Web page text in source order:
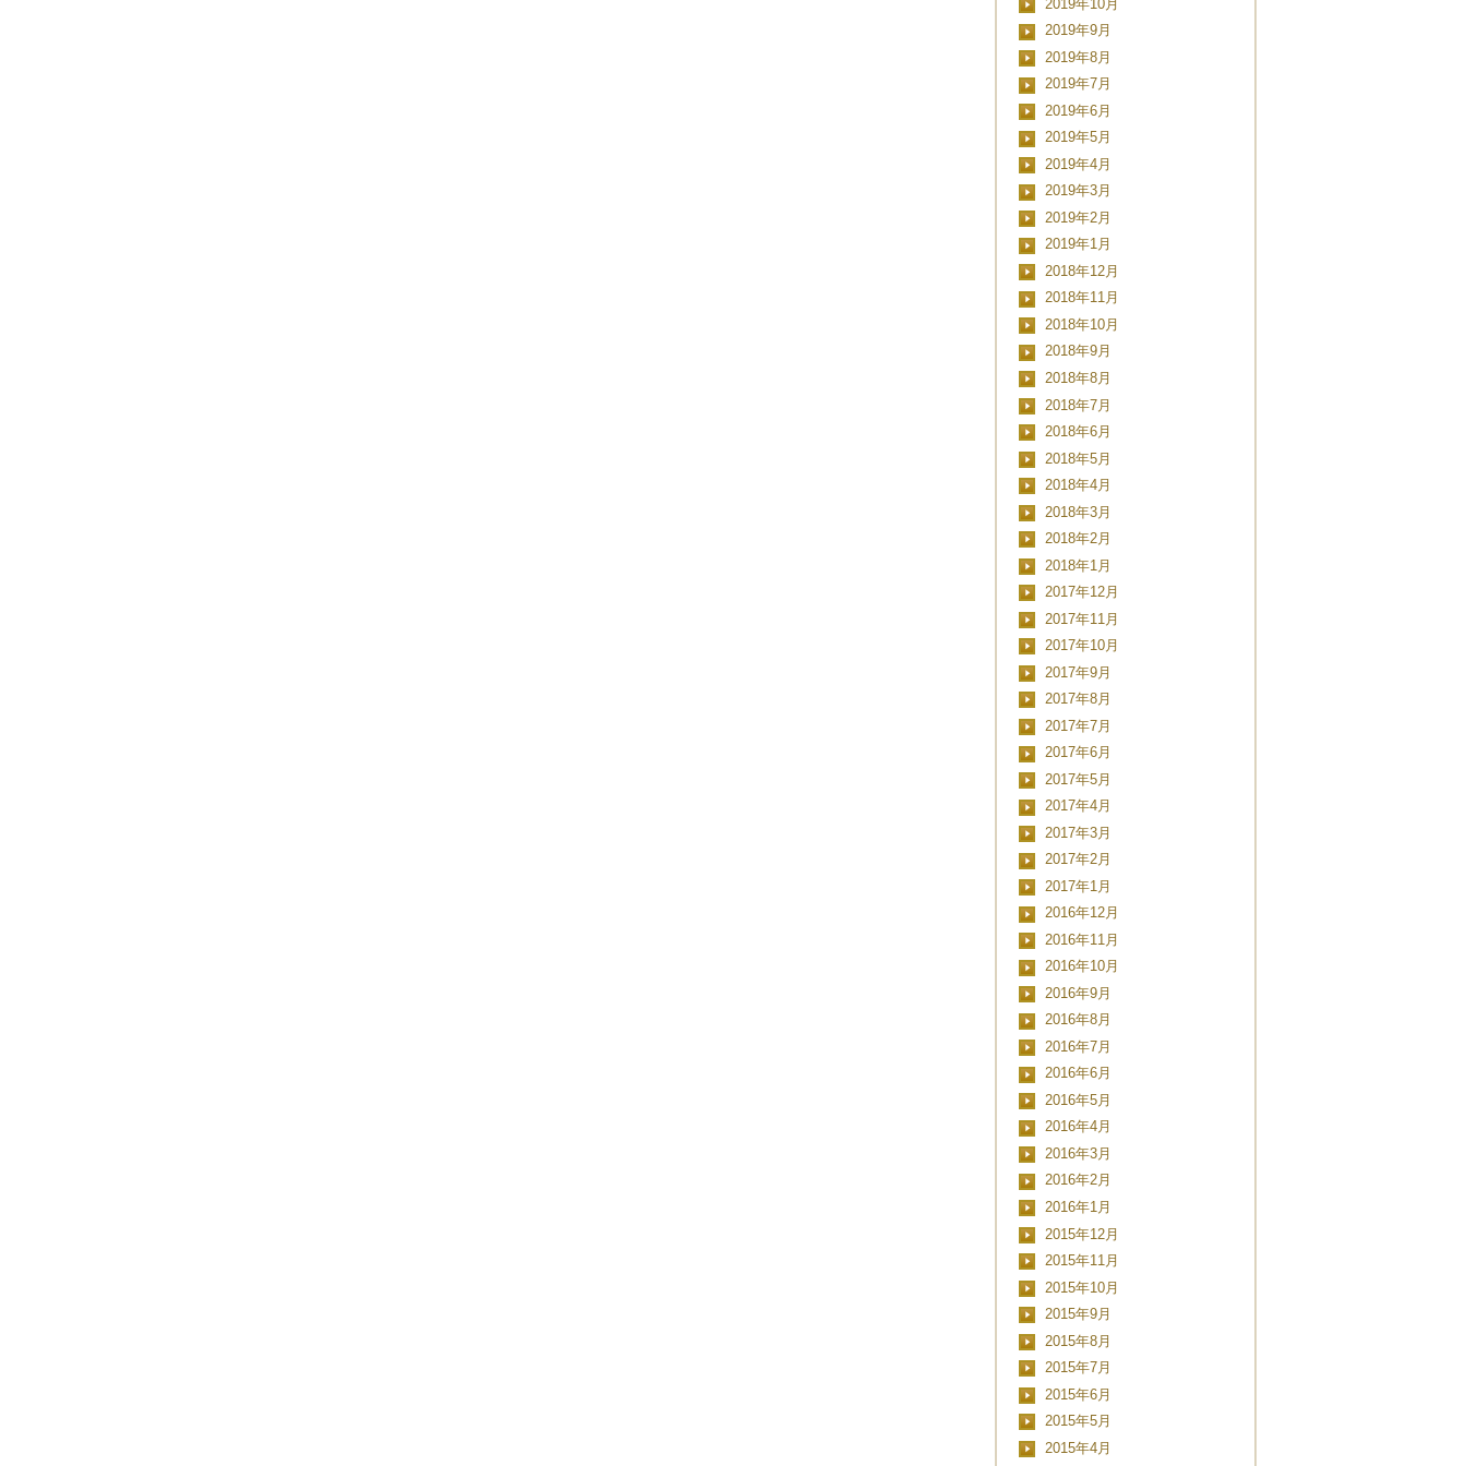
2019年10月
2019年9月
2019年8月
2019年7月
2019年6月
2019年5月
2019年4月
2019年3月
2019年2月
2019年1月
2018年12月
2018年11月
2018年10月
2018年9月
2018年8月
2018年7月
2018年6月
2018年5月
2018年4月
2018年3月
2018年2月
2018年1月
2017年12月
2017年11月
2017年10月
2017年9月
2017年8月
2017年7月
2017年6月
2017年5月
2017年4月
2017年3月
2017年2月
2017年1月
2016年12月
2016年11月
2016年10月
2016年9月
2016年8月
2016年7月
2016年6月
2016年5月
2016年4月
2016年3月
2016年2月
2016年1月
2015年12月
2015年11月
2015年10月
2015年9月
2015年8月
2015年7月
2015年6月
2015年5月
2015年4月
■■■日付■■■